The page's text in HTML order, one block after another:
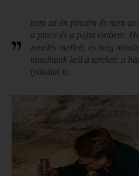
nem az én pincém és nem
a pince és a pajta embere.
zenélés mellett, és még
tanulnunk kell a tereket: a
tyúkólat is.